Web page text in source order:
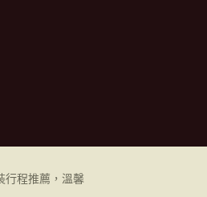
行程推薦，溫馨